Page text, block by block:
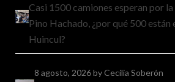
Casi 1500 camiones esperan por
Pino Hachado, ¿por qué 500 están
Huincul?
8 agosto, 2026by Cecilia Soberón